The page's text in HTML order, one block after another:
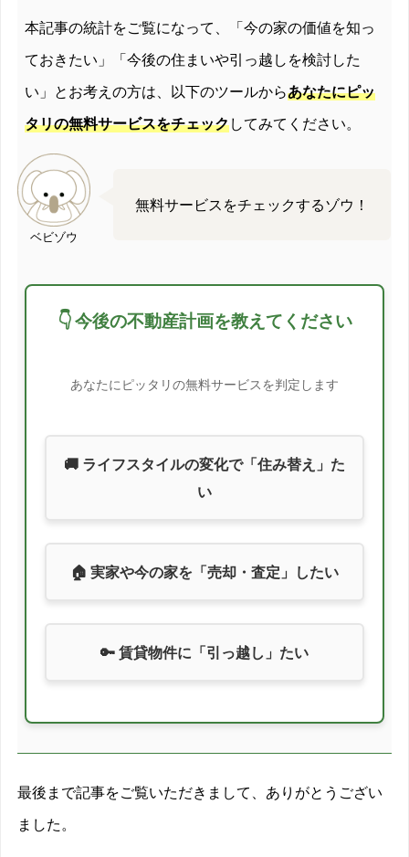
本記事の統計をご覧になって、「今の家の価値を知っ
ておきたい」「今後の住まいや引っ越しを検討した
い」とお考えの方は、以下のツールからあなたにピッ
タリの無料サービスをチェックしてみてください。
ベビゾウ
無料サービスをチェックするゾウ！
👇 今後の不動産計画を教えてください
あなたにピッタリの無料サービスを判定します
🚚 ライフスタイルの変化で「住み替え」た
い
🏠 実家や今の家を「売却・査定」したい
🔑 賃貸物件に「引っ越し」たい
最後まで記事をご覧いただきまして、ありがとうござい
ました。